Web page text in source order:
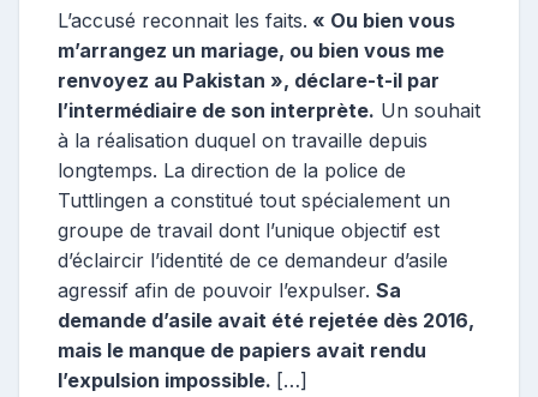
L’accusé reconnait les faits. « Ou bien vous
m’arrangez un mariage, ou bien vous me
renvoyez au Pakistan », déclare-t-il par
l’intermédiaire de son interprète. Un souhait
à la réalisation duquel on travaille depuis
longtemps. La direction de la police de
Tuttlingen a constitué tout spécialement un
groupe de travail dont l’unique objectif est
d’éclaircir l’identité de ce demandeur d’asile
agressif afin de pouvoir l’expulser. Sa
demande d’asile avait été rejetée dès 2016,
mais le manque de papiers avait rendu
l’expulsion impossible. […]